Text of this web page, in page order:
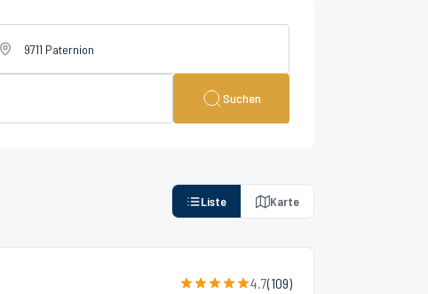
Suchen
Liste Karte
4.7(109)